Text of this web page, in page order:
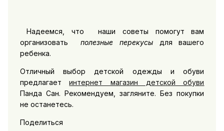
Надеемся, что наши советы помогут вам
организоватьполезные перекусыдля вашего
ребенка.
Отличный выбор детской одежды и обуви
предлагаетинтернет магазин детской обуви
Панда Сан. Рекомендуем, загляните. Без покупки
не останетесь.
Поделиться